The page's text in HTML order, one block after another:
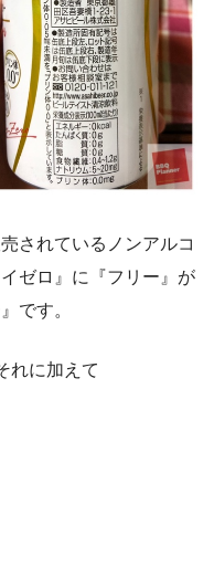
されているノンアルコ
ゼロ』に『フリー』が
です。
れに加えて